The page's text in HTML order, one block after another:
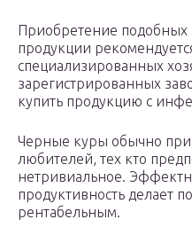
Приобретение подобных
продукции
специализированных
зарегистрированных
купить продукцию с
Черные куры обычно
любителей, тех кто
нетривиальное.
продуктивность делает
рентабельным.